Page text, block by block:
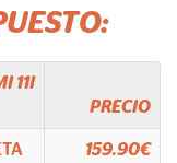
11I
PRECIO
159.90€